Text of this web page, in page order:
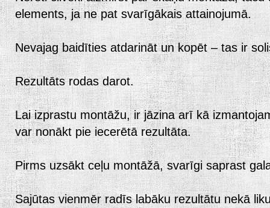
elements, ja ne pat svarīgākais attainojumā.
Nevajag baidīties atdarināt un kopēt – tas ir
Rezultāts rodas darot.
Lai izprastu montāžu, ir jāzina arī kā
var nonākt pie iecerētā rezultāta.
Pirms uzsākt ceļu montāžā, svarīgi saprast
Sajūtas vienmēr radīs labāku rezultātu nekā